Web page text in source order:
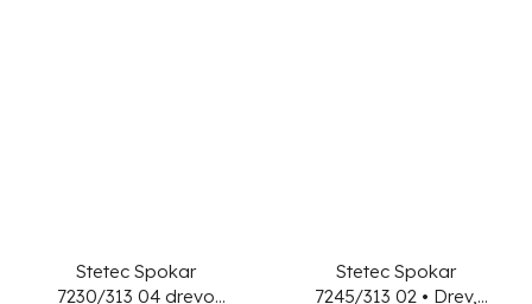
Stetec Spokar
7230/313 04 drevo
Stetec Spokar
7245/313 02 • Drev,